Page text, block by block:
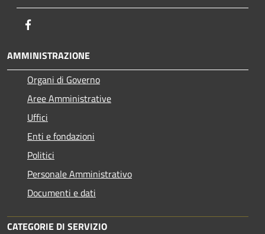
AMMINISTRAZIONE
Organi di Governo
Aree Amministrative
Uffici
Enti e fondazioni
Politici
Personale Amministrativo
Documenti e dati
CATEGORIE DI SERVIZIO